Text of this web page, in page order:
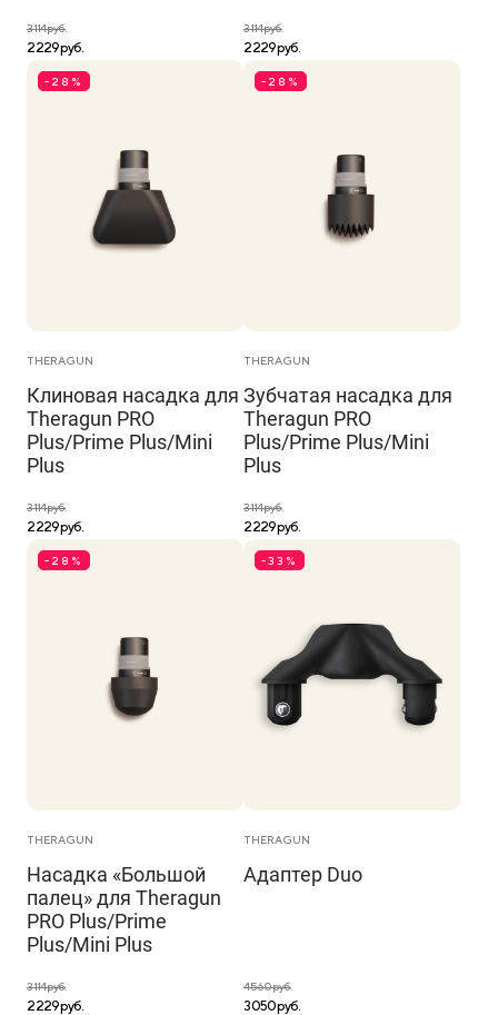
3 114 руб.
2 229 руб.
3 114 руб.
2 229 руб.
-28%
THERAGUN
Клиновая насадка для
Theragun PRO
Plus/Prime Plus/Mini
Plus
3 114 руб.
2 229 руб.
-28%
THERAGUN
Зубчатая насадка для
Theragun PRO
Plus/Prime Plus/Mini
Plus
3 114 руб.
2 229 руб.
-28%
THERAGUN
Насадка «Большой
палец» для Theragun
PRO Plus/Prime
Plus/Mini Plus
3 114 руб.
2 229 руб.
-33%
THERAGUN
Адаптер Duo
4 560 руб.
3 050 руб.